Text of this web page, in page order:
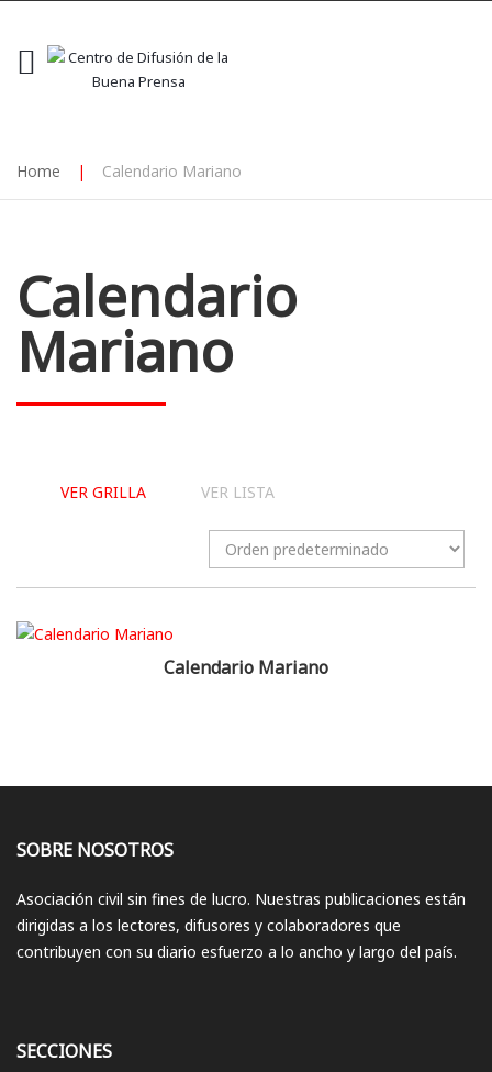
Home | Calendario Mariano
Calendario
Mariano
VER GRILLA VER LISTA
Calendario Mariano
SOBRE NOSOTROS
Asociación civil sin fines de lucro. Nuestras publicaciones están
dirigidas a los lectores, difusores y colaboradores que
contribuyen con su diario esfuerzo a lo ancho y largo del país.
SECCIONES